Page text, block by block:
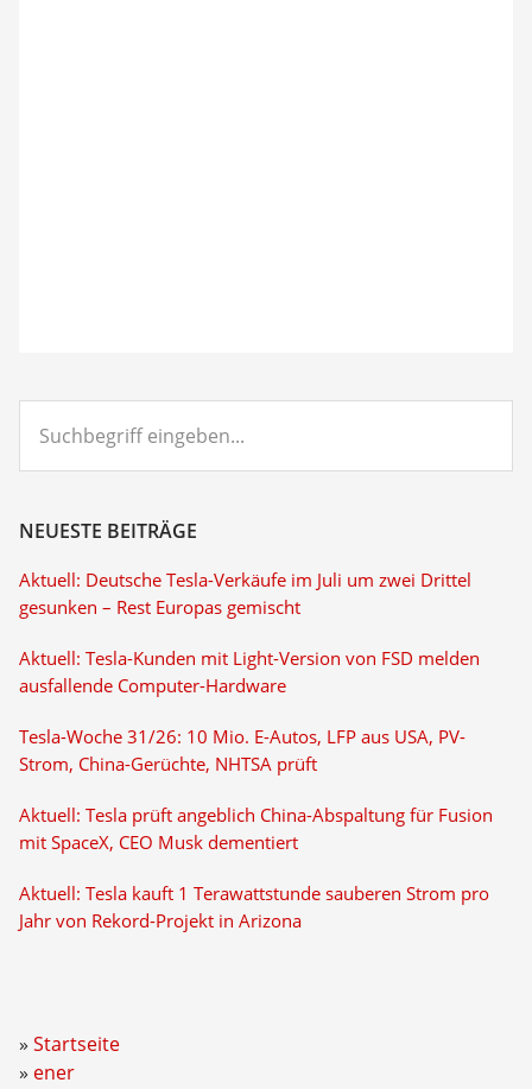
eingeben...
NEUESTE BEITRÄGE
Aktuell: Deutsche Tesla-Verkäufe im Juli um zwei Drittel
gesunken – Rest Europas gemischt
Aktuell: Tesla-Kunden mit Light-Version von FSD melden
ausfallende Computer-Hardware
Tesla-Woche 31/26: 10 Mio. E-Autos, LFP aus USA, PV-
Strom, China-Gerüchte, NHTSA prüft
Aktuell: Tesla prüft angeblich China-Abspaltung für Fusion
mit SpaceX, CEO Musk dementiert
Aktuell: Tesla kauft 1 Terawattstunde sauberen Strom pro
Jahr von Rekord-Projekt in Arizona
Startseite
ener